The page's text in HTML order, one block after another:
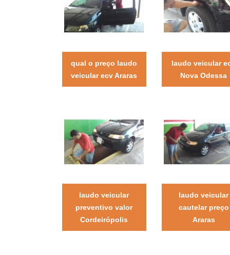
qual o preço laudo
veicular ecv Araras
laudo veicular
Nova Odessa
laudo veicular
preventivo valor
Cordeirópolis
laudo veicular
cautelar preço
Araras